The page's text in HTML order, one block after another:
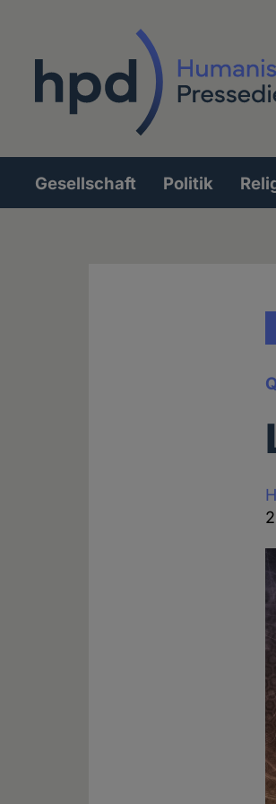
Hauptnavigation
Gesellschaft Politik